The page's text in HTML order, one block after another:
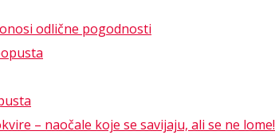
odlične pogodnosti
– naočale koje se savijaju, ali se ne lome!